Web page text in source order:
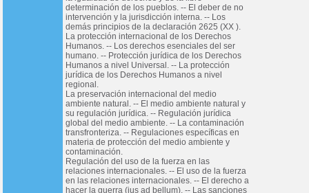
determinación de los pueblos. -- El deber de no
intervención y la jurisdicción interna. -- Los
demás principios de la declaración 2625 (XX ).
La protección internacional de los Derechos
Humanos. -- Los derechos esenciales del ser
humano. -- Protección jurídica de los Derechos
Humanos a nivel Universal. -- La protección
jurídica de los Derechos Humanos a nivel
regional.
La preservación internacional del medio
ambiente natural. -- El medio ambiente natural y
su regulación jurídica. -- Regulación jurídica
global del medio ambiente. -- La contaminación
transfronteriza. -- Regulaciones específicas en
materia de protección del medio ambiente y
contaminación.
Regulación del uso de la fuerza en las
relaciones internacionales. -- El uso de la fuerza
en las relaciones internacionales. -- El derecho a
hacer la guerra (jus ad bellum). -- Las sanciones